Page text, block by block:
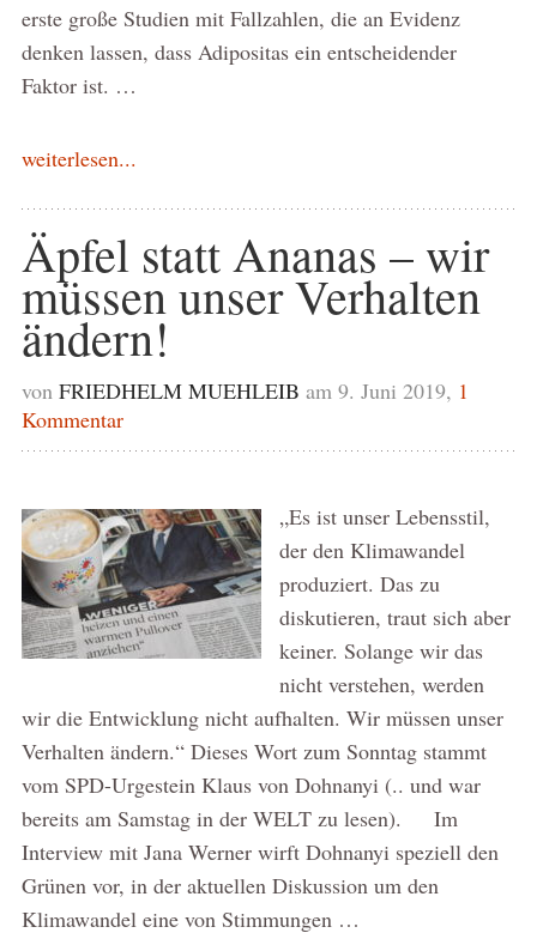
erste große Studien mit Fallzahlen, die an Evidenz
denken lassen, dass Adipositas ein entscheidender
Faktor ist. …
weiterlesen...
Äpfel statt Ananas – wir
müssen unser Verhalten
ändern!
von FRIEDHELM MUEHLEIB am 9. Juni 2019, 1
Kommentar
„Es ist unser Lebensstil,
der den Klimawandel
produziert. Das zu
diskutieren, traut sich aber
keiner. Solange wir das
nicht verstehen, werden
wir die Entwicklung nicht aufhalten. Wir müssen unser
Verhalten ändern.“ Dieses Wort zum Sonntag stammt
vom SPD-Urgestein Klaus von Dohnanyi (.. und war
bereits am Samstag in der WELT zu lesen). Im
Interview mit Jana Werner wirft Dohnanyi speziell den
Grünen vor, in der aktuellen Diskussion um den
Klimawandel eine von Stimmungen …